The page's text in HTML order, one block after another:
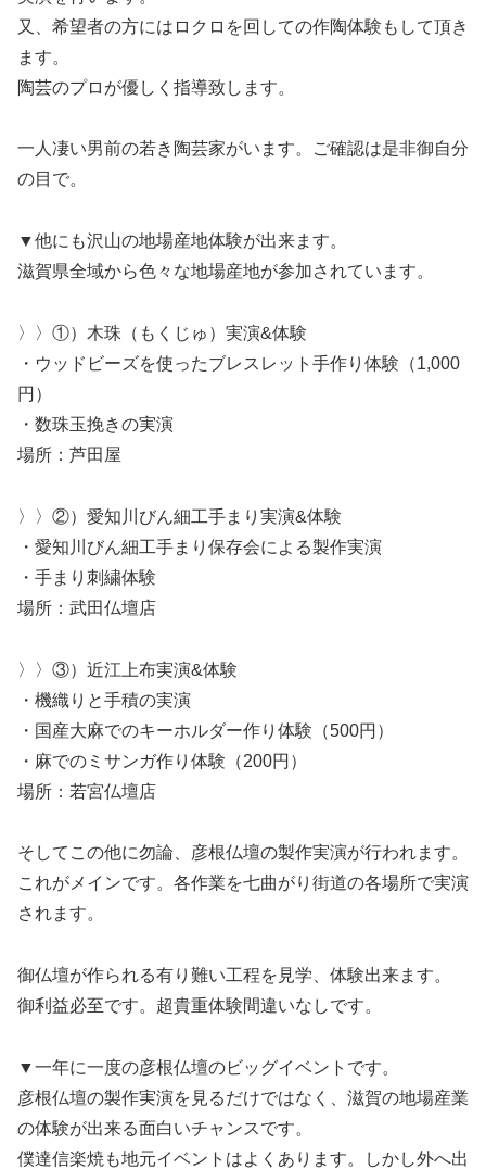
又、希望者の方にはロクロを回しての作陶体験もして頂き
ます。
陶芸のプロが優しく指導致します。
一人凄い男前の若き陶芸家がいます。ご確認は是非御自分
の目で。
▼他にも沢山の地場産地体験が出来ます。
滋賀県全域から色々な地場産地が参加されています。
〉〉①）木珠（もくじゅ）実演&体験
・ウッドビーズを使ったブレスレット手作り体験（1,000
円）
・数珠玉挽きの実演
場所：芦田屋
〉〉②）愛知川びん細工手まり実演&体験
・愛知川びん細工手まり保存会による製作実演
・手まり刺繍体験
場所：武田仏壇店
〉〉③）近江上布実演&体験
・機織りと手積の実演
・国産大麻でのキーホルダー作り体験（500円）
・麻でのミサンガ作り体験（200円）
場所：若宮仏壇店
そしてこの他に勿論、彦根仏壇の製作実演が行われます。
これがメインです。各作業を七曲がり街道の各場所で実演
されます。
御仏壇が作られる有り難い工程を見学、体験出来ます。
御利益必至です。超貴重体験間違いなしです。
▼一年に一度の彦根仏壇のビッグイベントです。
彦根仏壇の製作実演を見るだけではなく、滋賀の地場産業
の体験が出来る面白いチャンスです。
僕達信楽焼も地元イベントはよくあります。しかし外へ出